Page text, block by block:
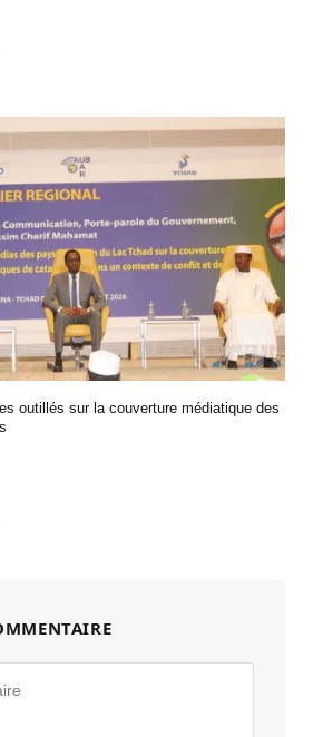
outillés sur la couverture médiatique des